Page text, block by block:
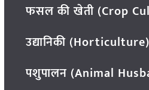
फसल की खेती (Crop
उद्यानिकी (Horticulture)
पशुपालन (Animal